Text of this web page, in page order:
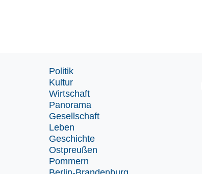
Politik
Kultur
Wirtschaft
Panorama
Gesellschaft
Leben
Geschichte
Ostpreußen
Pommern